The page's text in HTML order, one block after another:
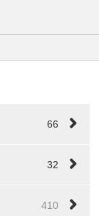
66
32
410